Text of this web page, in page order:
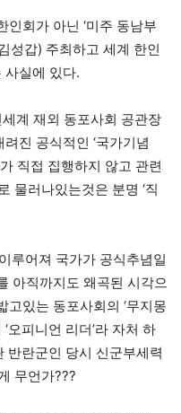
회가 아닌 ‘미주 동남부
성갑) 주최하고 세계 한인
사실에 있다.
계 재외 동포사회 공관장
진 공식적인 ‘국가기념
직접 집행하지 않고 관련
물러나있는것은 분명 ‘직
루어져 국가가 공식추념일
아직까지도 왜곡된 시각으
있는 동포사회의 ‘무지몽
오피니언 리더’라 자처 하
반란군인 당시 신군부세력
무언가???